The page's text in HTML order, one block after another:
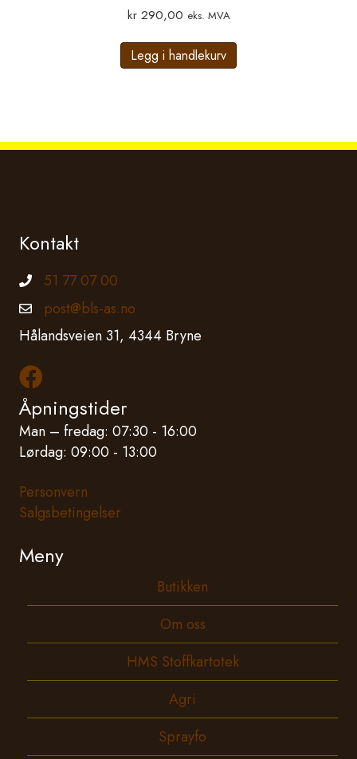
kr290,00 eks. MVA
Legg i handlekurv
Kontakt
Telefonnummer
51 77 07 00
Epostadresse
post@bls-as.no
Hålandsveien 31, 4344 Bryne
Les mer om oss på Facebook
Åpningstider
Man – fredag: 07:30 - 16:00
Lørdag: 09:00 - 13:00
Personvern
Salgsbetingelser
Meny
Butikken
Om oss
HMS Stoffkartotek
Agri
Sprayfo